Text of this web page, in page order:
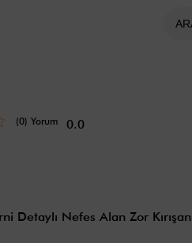
Detaylı Nefes Alan Zor Kırışan
(0) 0.0